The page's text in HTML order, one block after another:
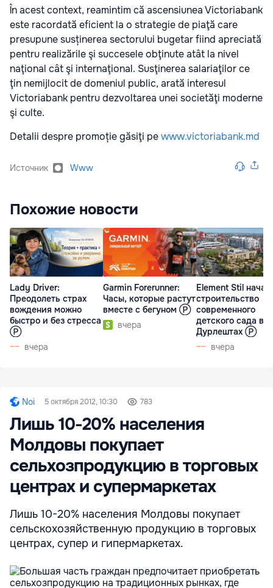
În acest context, reamintim că ascensiunea Victoriabank
este racordată eficient la o strategie de piaţă care
presupune susținerea sectorului bugetar fiind apreciată
pentru realizările şi succesele obţinute atât la nivel
naţional cât şi internaţional. Susţinerea salariaţilor ce
ţin nemijlocit de domeniul public, arată interesul
Victoriabank pentru dezvoltarea unei societăţi moderne
şi culte.
Detalii despre promoție găsiţi pewww.victoriabank.md
Источник Www
Похожие новости
Lady Driver:
Преодолеть страх
вождения можно
быстро и без стресса
Ⓟ
вчера
Garmin Forerunner:
Часы, которые растут
вместе с бегуном Ⓟ
вчера
Element Stil начал
строительство
современного
детского сада в
Дурлештах Ⓟ
вчера
Noi 5 октября 2012, 10:30 783
Лишь 10-20% населения
Молдовы покупает
сельхозпродукцию в торговых
центрах и супермаркетах
Лишь 10-20% населения Молдовы покупает
сельскохозяйственную продукцию в торговых
центрах, супер и гипермаркетах.